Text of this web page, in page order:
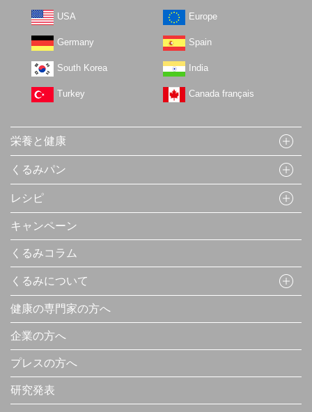
USA Europe
Germany Spain
South Korea India
Turkey Canada français
栄養と健康
くるみパン
レシピ
キャンペーン
くるみコラム
くるみについて
健康の専門家の方へ
企業の方へ
プレスの方へ
研究発表